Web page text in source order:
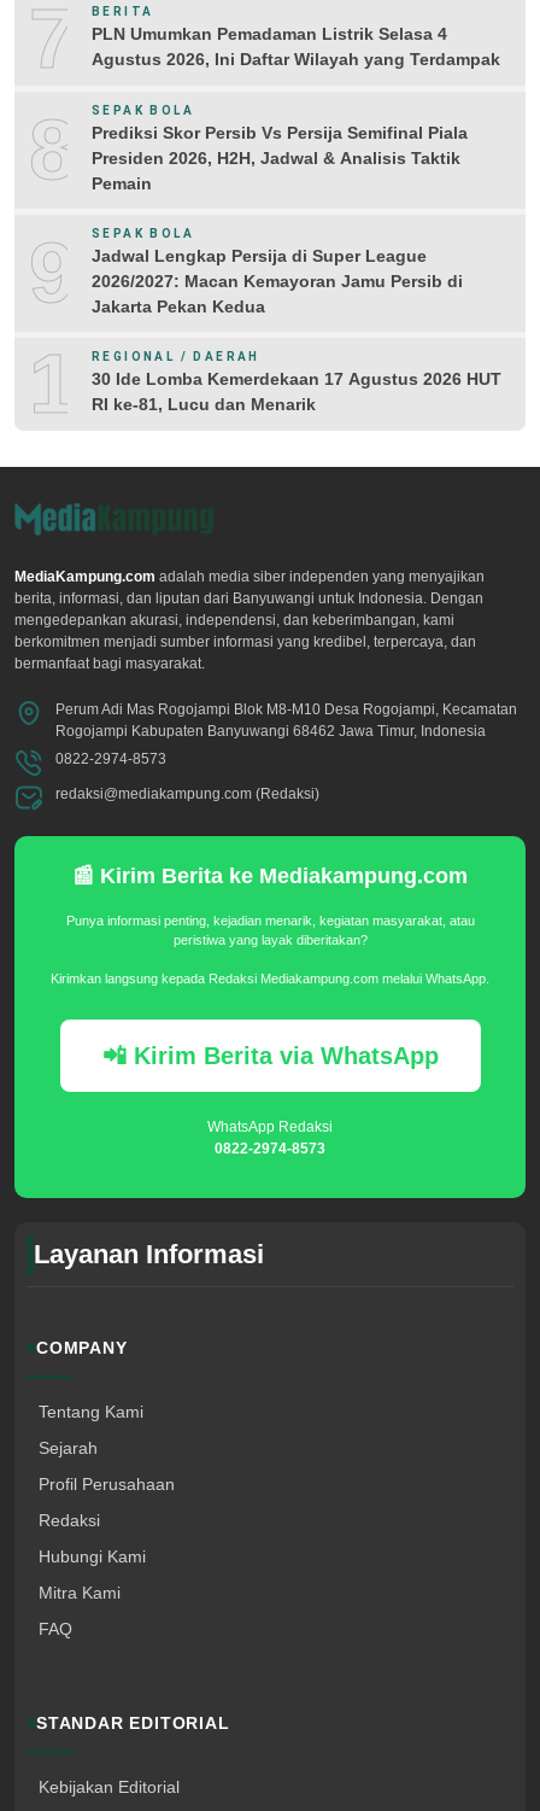
7 BERITA
PLN Umumkan Pemadaman Listrik Selasa 4
Agustus 2026, Ini Daftar Wilayah yang Terdampak
8 SEPAK BOLA
Prediksi Skor Persib Vs Persija Semifinal Piala
Presiden 2026, H2H, Jadwal & Analisis Taktik
Pemain
9 SEPAK BOLA
Jadwal Lengkap Persija di Super League
2026/2027: Macan Kemayoran Jamu Persib di
Jakarta Pekan Kedua
10REGIONAL / DAERAH
30 Ide Lomba Kemerdekaan 17 Agustus 2026 HUT
RI ke-81, Lucu dan Menarik
MediaKampung.com adalah media siber independen yang menyajikan
berita, informasi, dan liputan dari Banyuwangi untuk Indonesia. Dengan
mengedepankan akurasi, independensi, dan keberimbangan, kami
berkomitmen menjadi sumber informasi yang kredibel, terpercaya, dan
bermanfaat bagi masyarakat.
Perum Adi Mas Rogojampi Blok M8-M10 Desa Rogojampi, Kecamatan
Rogojampi Kabupaten Banyuwangi 68462 Jawa Timur, Indonesia
0822-2974-8573
redaksi@mediakampung.com (Redaksi)
📰 Kirim Berita ke Mediakampung.com
Punya informasi penting, kejadian menarik, kegiatan masyarakat, atau
peristiwa yang layak diberitakan?
Kirimkan langsung kepada Redaksi Mediakampung.com melalui WhatsApp.
📲 Kirim Berita via WhatsApp
WhatsApp Redaksi
0822-2974-8573
Layanan Informasi
COMPANY
Tentang Kami
Sejarah
Profil Perusahaan
Redaksi
Hubungi Kami
Mitra Kami
FAQ
STANDAR EDITORIAL
Kebijakan Editorial